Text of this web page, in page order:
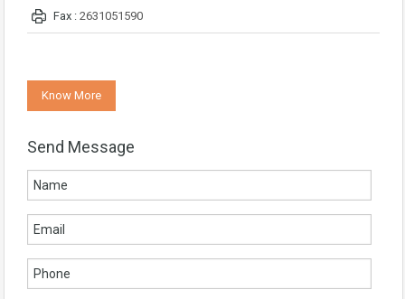
Fax : 2631051590
Know More
Send Message